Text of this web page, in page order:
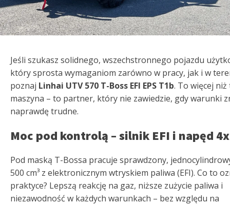
Jeśli szukasz solidnego, wszechstronnego pojazdu
który sprosta wymaganiom zarówno w pracy, jak i w
poznaj Linhai UTV 570 T-Boss EFI EPS T1b. To więcej
maszyna – to partner, który nie zawiedzie, gdy warunki
naprawdę trudne.
Moc pod kontrolą – silnik EFI i napęd
Pod maską T-Bossa pracuje sprawdzony,
500 cm³ z elektronicznym wtryskiem paliwa (EFI). Co to
praktyce? Lepszą reakcję na gaz, niższe zużycie paliwa i
niezawodność w każdych warunkach – bez względu na